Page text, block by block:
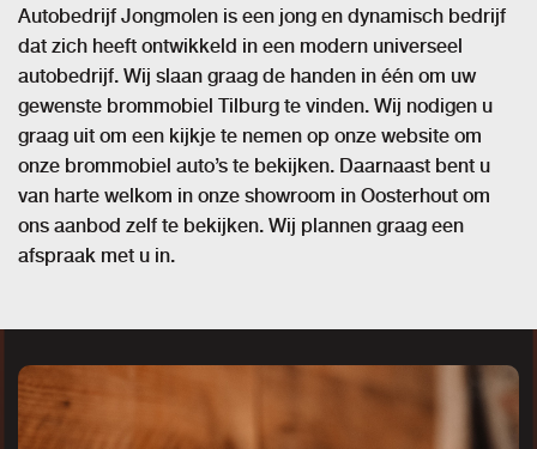
Autobedrijf Jongmolen is een jong en dynamisch bedrijf
dat zich heeft ontwikkeld in een modern universeel
autobedrijf. Wij slaan graag de handen in één om uw
gewenste brommobiel Tilburg te vinden. Wij nodigen u
graag uit om een kijkje te nemen op onze website om
onze brommobiel auto’s te bekijken. Daarnaast bent u
van harte welkom in onze showroom in Oosterhout om
ons aanbod zelf te bekijken. Wij plannen graag een
afspraak met u in.